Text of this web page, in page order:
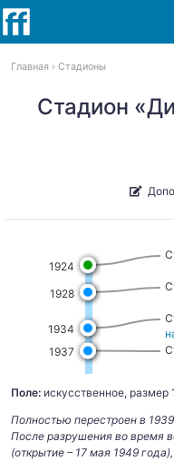
Главная Стадионы
Стадион
1924
1928
1934
1937
Поле: искусственное, размер
Полностью перестроен в 1939
После разрушения во время
(открытие – 17 мая 1949